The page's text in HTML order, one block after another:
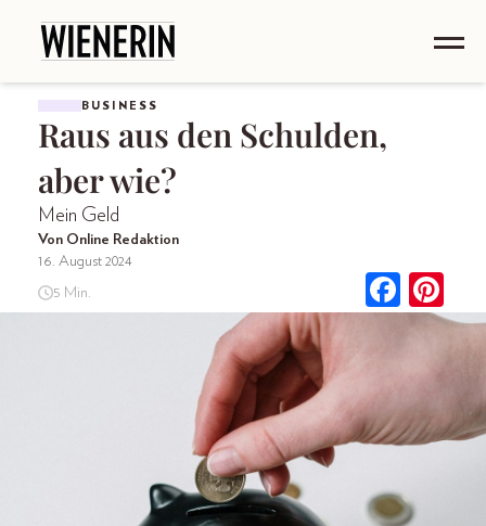
BUSINESS
Raus aus den Schulden,
aber wie?
Mein Geld
Von Online Redaktion
16. August 2024
5 Min.